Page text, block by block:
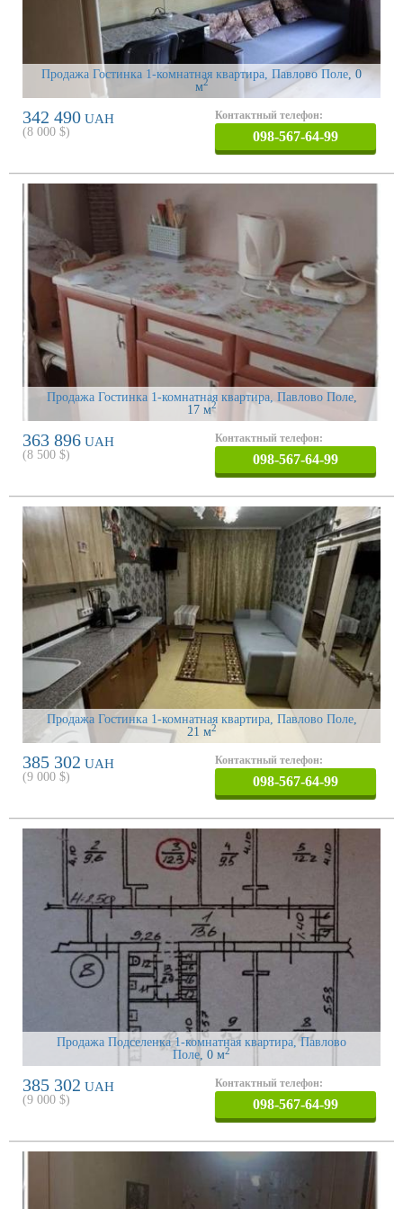
Продажа Гостинка 1-комнатная квартира, Павлово Поле , 0
м2
342 490 UAH
(8 000 $)
Контактный телефон:
098-567-64-99
Продажа Гостинка 1-комнатная квартира, Павлово Поле,
17 м2
363 896 UAH
(8 500 $)
Контактный телефон:
098-567-64-99
Продажа Гостинка 1-комнатная квартира, Павлово Поле,
21 м2
385 302 UAH
(9 000 $)
Контактный телефон:
098-567-64-99
Продажа Подселенка 1-комнатная квартира, Павлово
Поле, 0 м2
385 302 UAH
(9 000 $)
Контактный телефон:
098-567-64-99